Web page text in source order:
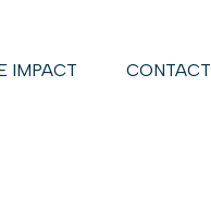
IMPACT CONTACT